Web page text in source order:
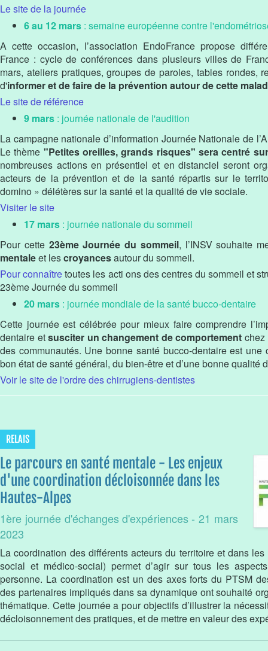
Le site de la journée
6 au 12 mars : semaine européenne contre
A cette occasion, l’association EndoFrance propose
France : cycle de conférences dans plusieurs villes de
mars, ateliers pratiques, groupes de paroles, tables rondes,
d'informer et de faire de la prévention autour de cette
Le site de référence
9 mars : journée nationale de l'audition
La campagne nationale d’information Journée Nationale de
Le thème "Petites oreilles, grands risques" sera centré
nombreuses actions en présentiel et en distanciel seront
acteurs de la prévention et de la santé répartis sur le
domino » délétères sur la santé et la qualité de vie sociale.
Visiter le site
17 mars : journée nationale du sommeil
Pour cette 23ème Journée du sommeil, l’INSV souhaite
mentaleet lescroyancesautour du sommeil.
Pour connaîtretoutes les acti ons des centres du sommeil et
23ème Journée du sommeil
20 mars : journée mondiale de la santé bucco-dentaire
Cette journée est célébrée pour mieux faire comprendre
dentaire etsusciter un changement de comportement chez
des communautés. Une bonne santé bucco-dentaire est une
bon état de santé général, du bien-être et d’une bonne qualité
Voir le site de l'ordre des chirrugiens-dentistes
RELAIS
Le parcours en santé mentale - Les enjeux
d'une coordination décloisonnée dans les
Hautes-Alpes
1ère journée d'échanges d'expériences - 21 mars
2023
La coordination des différents acteurs du territoire et dans
social et médico-social) permet d’agir sur tous les
personne. La coordination est un des axes forts du PTSM
des partenaires impliqués dans sa dynamique ont souhaité
thématique. Cette journée a pour objectifs d’illustrer la
décloisonnement des pratiques, et de mettre en valeur des